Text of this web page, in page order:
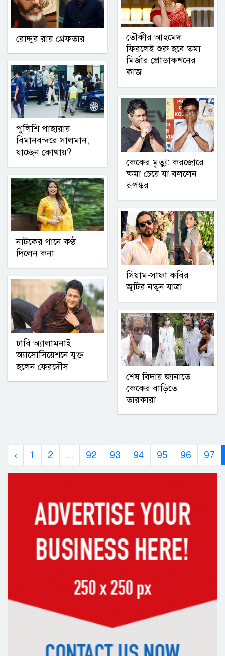
রোদ্দুর রায় গ্রেফতার
পুলিশি পাহারায়
বিমানবন্দরে সালমান,
যাচ্ছেন কোথায়?
নাটকের গানে কণ্ঠ
দিলেন কনা
ঢাবি অ্যালামনাই
অ্যাসোসিয়েশনে যুক্ত
হলেন ফেরদৌস
তৌকীর আহমেদ
ফিরলেই শুরু হবে তমা
মির্জার প্রোডাকশনের
কাজ
কেকের মৃত্যু: করজোরে
ক্ষমা চেয়ে যা বললেন
রূপঙ্কর
সিয়াম-সাফা কবির
জুটির নতুন যাত্রা
শেষ বিদায় জানাতে
কেকের বাড়িতে
তারকারা
‹ 1 2 ... 92 93 94 95 96 97